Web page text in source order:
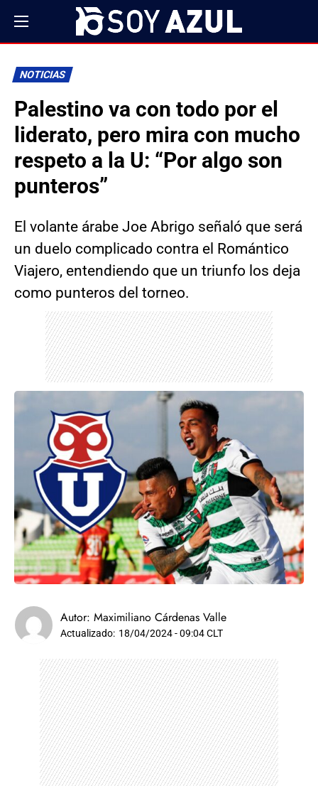
NOTICIAS
Palestino va con todo por el
liderato, pero mira con mucho
respeto a la U: “Por algo son
punteros”
El volante árabe Joe Abrigo señaló que será
un duelo complicado contra el Romántico
Viajero, entendiendo que un triunfo los deja
como punteros del torneo.
Autor: Maximiliano Cárdenas Valle
Actualizado: 18/04/2024 - 09:04 CLT